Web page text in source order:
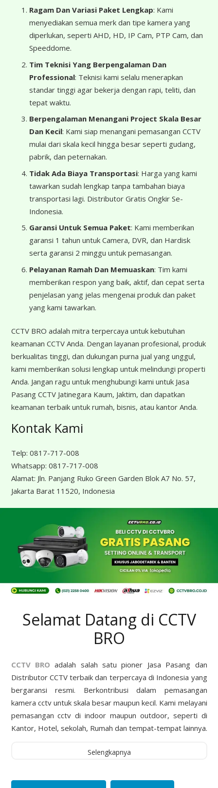
Ragam Dan Variasi Paket Lengkap: Kami
menyediakan semua merk dan tipe kamera yang
diperlukan, seperti AHD, HD, IP Cam, PTP Cam, dan
Speeddome.
Tim Teknisi Yang Berpengalaman Dan
Professional: Teknisi kami selalu menerapkan
standar tinggi agar bekerja dengan rapi, teliti, dan
tepat waktu.
Berpengalaman Menangani Project Skala Besar
Dan Kecil: Kami siap menangani pemasangan CCTV
mulai dari skala kecil hingga besar seperti gudang,
pabrik, dan peternakan.
Tidak Ada Biaya Transportasi: Harga yang kami
tawarkan sudah lengkap tanpa tambahan biaya
transportasi lagi. Distributor Gratis Ongkir Se-
Indonesia.
Garansi Untuk Semua Paket: Kami memberikan
garansi 1 tahun untuk Camera, DVR, dan Hardisk
serta garansi 2 minggu untuk pemasangan.
Pelayanan Ramah Dan Memuaskan: Tim kami
memberikan respon yang baik, aktif, dan cepat serta
penjelasan yang jelas mengenai produk dan paket
yang kami tawarkan.
CCTV BRO adalah mitra terpercaya untuk kebutuhan
keamanan CCTV Anda. Dengan layanan profesional, produk
berkualitas tinggi, dan dukungan purna jual yang unggul,
kami memberikan solusi lengkap untuk melindungi properti
Anda. Jangan ragu untuk menghubungi kami untuk Jasa
Pasang CCTV Jatinegara Kaum, Jaktim, dan dapatkan
keamanan terbaik untuk rumah, bisnis, atau kantor Anda.
Kontak Kami
Telp: 0817-717-008
Whatsapp: 0817-717-008
Alamat: Jln. Panjang Ruko Green Garden Blok A7 No. 57,
Jakarta Barat 11520, Indonesia
Selamat Datang di CCTV
BRO
CCTV BRO adalah salah satu pioner Jasa Pasang dan
Distributor CCTV terbaik dan terpercaya di Indonesia yang
bergaransi resmi. Berkontribusi dalam pemasangan
kamera cctv untuk skala besar maupun kecil. Kami melayani
pemasangan cctv di indoor maupun outdoor, seperti di
Kantor, Hotel, sekolah, Rumah dan tempat-tempat lainnya.
Selengkapnya